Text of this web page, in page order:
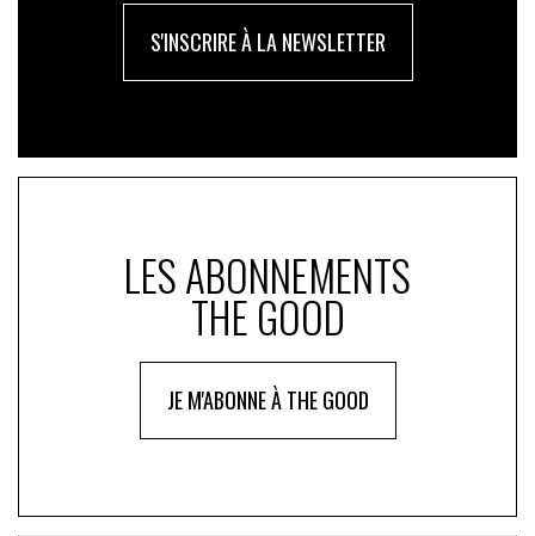
S'INSCRIRE À LA NEWSLETTER
LES ABONNEMENTS
THE GOOD
JE M'ABONNE À THE GOOD